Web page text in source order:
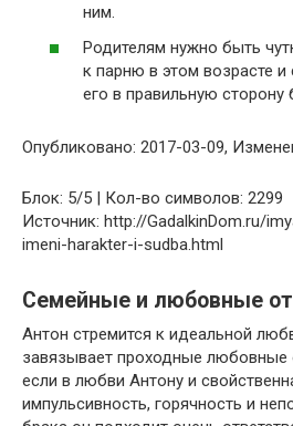
ним.
Родителям нужно быть
к парню в этом возрасте и
его в правильную сторону
Опубликовано: 2017-03-09,
Блок: 5/5 | Кол-во символов: 2299
Источник: http://GadalkinDom.ru/
imeni-harakter-i-sudba.html
Семейные и любовные
Антон стремится к идеальной
завязывает проходные
если в любви Антону и
импульсивность, горячность и